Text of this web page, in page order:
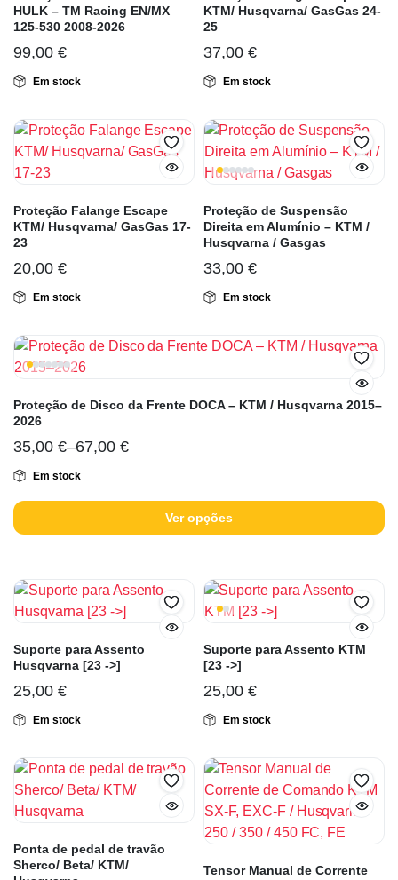
HULK – TM Racing EN/MX
125-530 2008-2026
99,00 €
Em stock
KTM/ Husqvarna/ GasGas 24-
25
37,00 €
Em stock
Proteção Falange Escape
KTM/ Husqvarna/ GasGas 17-
23
20,00 €
Em stock
Proteção de Suspensão
Direita em Alumínio – KTM /
Husqvarna / Gasgas
33,00 €
Em stock
Proteção de Disco da Frente DOCA – KTM / Husqvarna 2015–
2026
35,00 €–67,00 €
Em stock
Ver opções
Suporte para Assento
Husqvarna [23 ->]
25,00 €
Em stock
Suporte para Assento KTM
[23 ->]
25,00 €
Em stock
Ponta de pedal de travão
Sherco/ Beta/ KTM/
Tensor Manual de Corrente